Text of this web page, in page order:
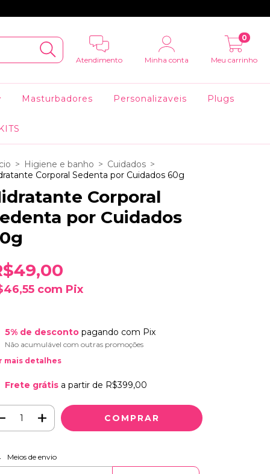
Atendimento Minha conta Meu carrinho
0
Masturbadores Personalizaveis Plugs
> Higiene e banho > Cuidados >
Corporal Sedenta por Cuidados 60g
Corporal
por Cuidados
com Pix
5% de descontopagando com Pix
Não acumulável com outras promoções
mais detalhes
Frete grátis a partir de R$399,00
para o CEP:
Meios de envio